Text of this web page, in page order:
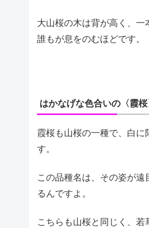
大山桜の木は背が高く、
誰もが息をのむほどです。
はかなげな色合いの〈霞桜
霞桜も山桜の一種で、白
す。
この品種名は、その姿が
るんですよ。
こちらも山桜と同じく、